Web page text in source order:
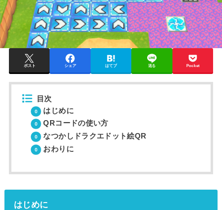
ポスト シェア はてブ 送る Pocket
目次
はじめに
QRコードの使い方
なつかしドラクエドット絵QR
おわりに
はじめに